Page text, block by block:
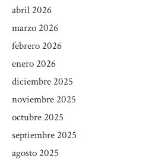
abril 2026
marzo 2026
febrero 2026
enero 2026
diciembre 2025
noviembre 2025
octubre 2025
septiembre 2025
agosto 2025